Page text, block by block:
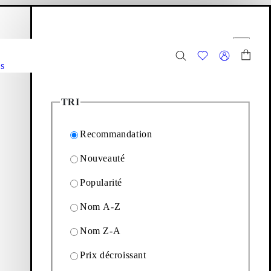
de bottes à lacets -
TRI
Recommandation
Nouveauté
Popularité
Nom A-Z
Nom Z-A
Prix décroissant
12Articles